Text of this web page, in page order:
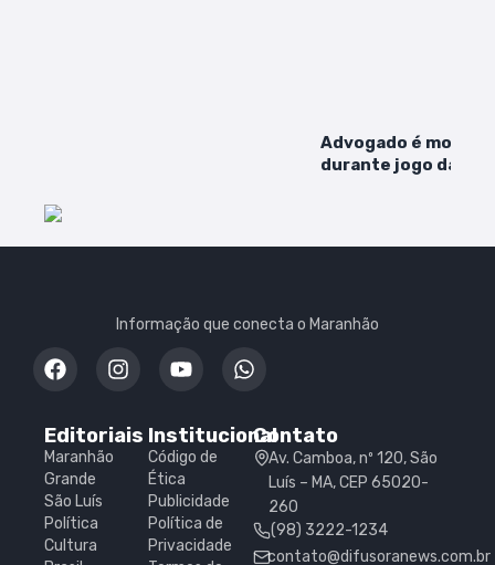
Advogado é morto
durante jogo da
Informação que conecta o Maranhão
Editoriais
Maranhão
Grande
São Luís
Política
Cultura
Institucional
Código de
Ética
Publicidade
Política de
Privacidade
Contato
Av. Camboa, nº 120, São
Luís – MA, CEP 65020-
260
(98) 3222-1234
contato@difusoranews.com.br